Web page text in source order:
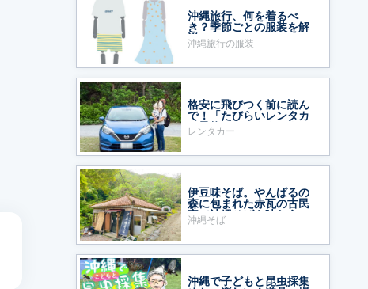
沖縄旅行、何を着るべ
き？季節ごとの服装を解
説
沖縄旅行の服装
格安に飛びつく前に読ん
で！「たびらいレンタカ
ー予約」をおすすめする
ワケ
レンタカー
伊豆味そば。やんばるの
森に包まれた赤瓦の古民
家で沖縄そばを味わう
沖縄そば
沖縄で子どもと昆虫採集